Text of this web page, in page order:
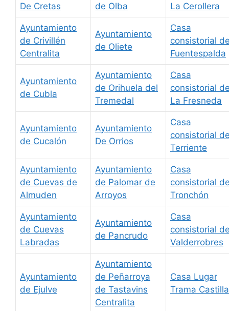
De Cretas
de Olba
La Cerollera
Ayuntamiento
de Crivillén
Centralita
Ayuntamiento
de Oliete
Casa
consistorial
Fuentespalda
Ayuntamiento
de Cubla
Ayuntamiento
de Orihuela del
Tremedal
Casa
consistorial
La Fresneda
Ayuntamiento
de Cucalón
Ayuntamiento
De Orrios
Casa
consistorial
Terriente
Ayuntamiento
de Cuevas de
Almuden
Ayuntamiento
de Palomar de
Arroyos
Casa
consistorial
Tronchón
Ayuntamiento
de Cuevas
Labradas
Ayuntamiento
de Pancrudo
Casa
consistorial
Valderrobres
Ayuntamiento
de Ejulve
Ayuntamiento
de Peñarroya
de Tastavins
Centralita
Casa Lugar
Trama Castilla